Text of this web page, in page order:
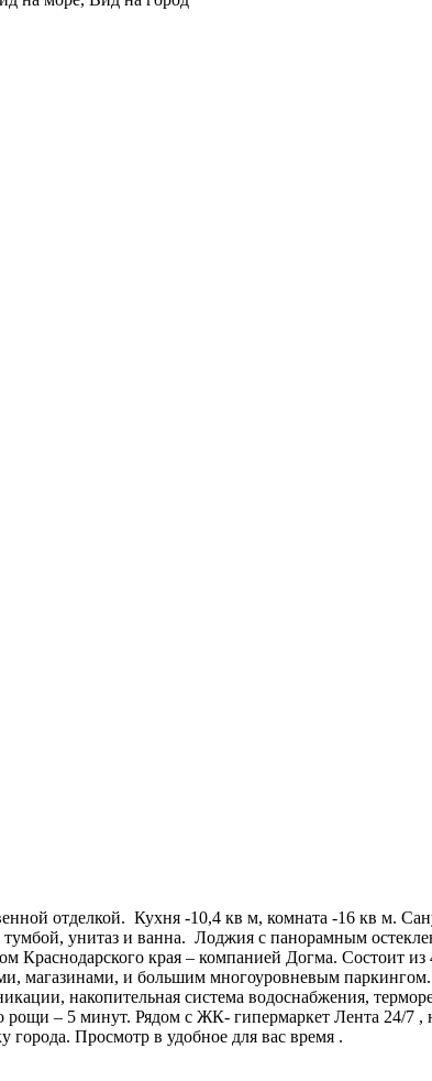
отделкой. Кухня -10,4 кв м, комната -16 кв м.
тумбой, унитаз и ванна. Лоджия с панорамным
края – компанией Догма. Состоит
магазинами, и большим многоуровневым
накопительная система водоснабжения,
– 5 минут. Рядом с ЖК- гипермаркет Лента 24/7
Просмотр в удобное для вас время .